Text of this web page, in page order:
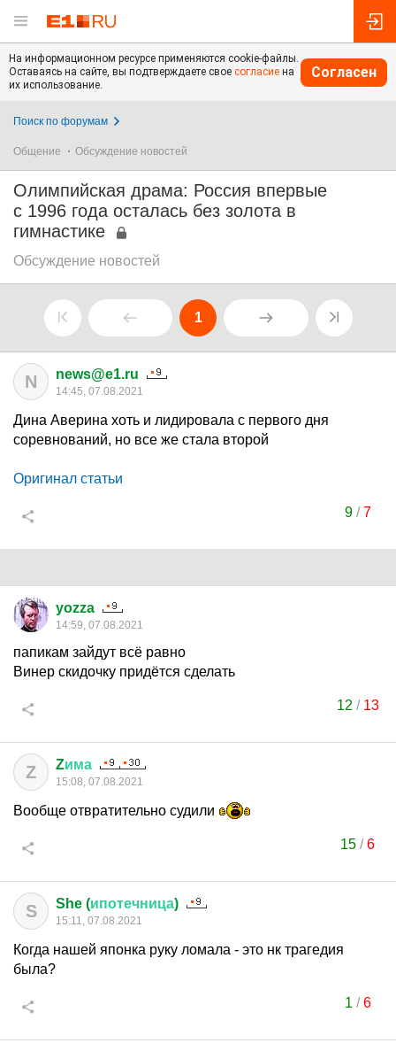
На информационном ресурсе применяются cookie-файлы.
Оставаясь на сайте, вы подтверждаете свое согласие на
их использование.
Согласен
Поиск по форумам
Общение Обсуждение новостей
Олимпийская драма: Россия впервые
с 1996 года осталась без золота в
гимнастике
Обсуждение новостей
1
N news@e1.ru
14:45, 07.08.2021
Дина Аверина хоть и лидировала с первого дня
соревнований, но все же стала второй
Оригинал статьи
9/7
yozza
14:59, 07.08.2021
папикам зайдут всё равно
Винер скидочку придётся сделать
12 / 13
Z Zима
15:08, 07.08.2021
Вообще отвратительно судили
15 /6
S She (ипотечница)
15:11, 07.08.2021
Когда нашей японка руку ломала - это нк трагедия
была?
1 /6